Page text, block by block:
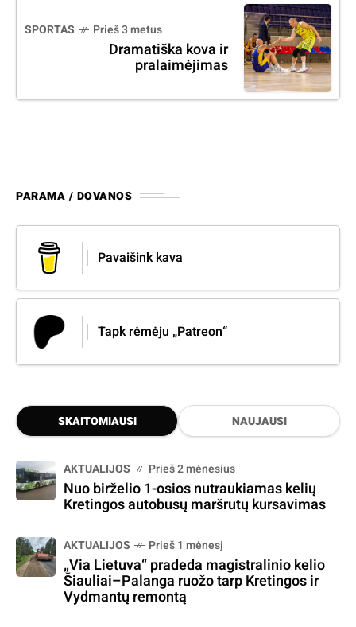
SPORTAS Prieš 3 metus
Dramatiška kova ir
pralaimėjimas
PARAMA / DOVANOS
Pavaišink kava
Tapk rėmėju „Patreon“
SKAITOMIAUSI NAUJAUSI
AKTUALIJOS Prieš 2 mėnesius
Nuo birželio 1-osios nutraukiamas kelių
Kretingos autobusų maršrutų kursavimas
AKTUALIJOS Prieš 1 mėnesį
„Via Lietuva“ pradeda magistralinio kelio
Šiauliai–Palanga ruožo tarp Kretingos ir
Vydmantų remontą